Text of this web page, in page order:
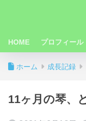
HOME プロフィール
ホーム 成長記録
11ヶ月の琴、